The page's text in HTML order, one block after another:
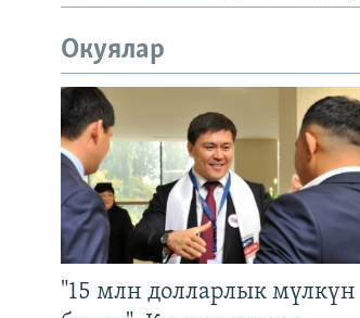
Окуялар
"15 млн долларлык мүлкүн